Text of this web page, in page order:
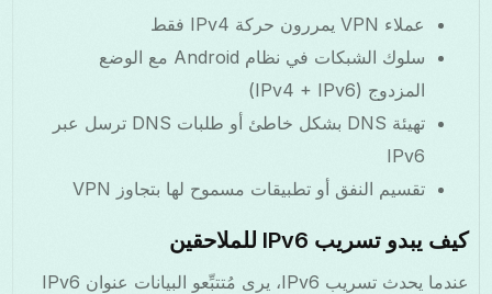
عملاء VPN يمررون حركة IPv4 فقط
سلوك الشبكات في نظام Android مع الوضع
المزدوج (IPv4 + IPv6)
تهيئة DNS بشكل خاطئ أو طلبات DNS ترسل عبر
IPv6
تقسيم النفق أو تطبيقات مسموح لها بتجاوز VPN
كيف يبدو تسريب IPv6 للملاحقين
عندما يحدث تسريب IPv6، يرى مُتتبِّعو البيانات عنوان IPv6